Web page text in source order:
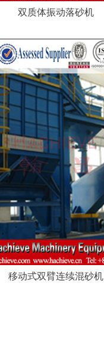
双质体振动落砂机
移动式双臂连续混砂机